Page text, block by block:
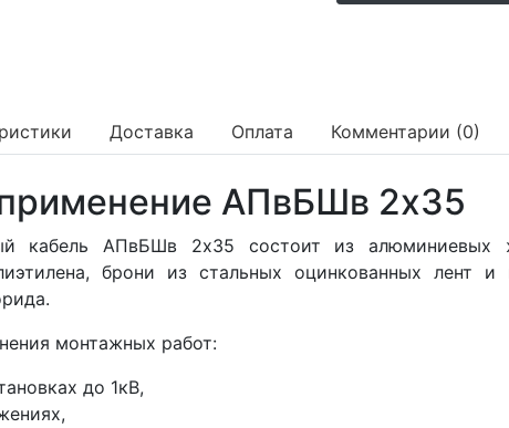
Доставка Оплата Комментарии (0)
АПвБШв 2x35
кабель АПвБШв 2x35 состоит из
брони из стальных оцинкованных лент и
монтажных работ:
до 1кВ,